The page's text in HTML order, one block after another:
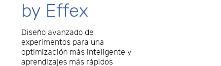
by Effex
Diseño avanzado de
experimentos para una
optimización más inteligente y
aprendizajes más rápidos